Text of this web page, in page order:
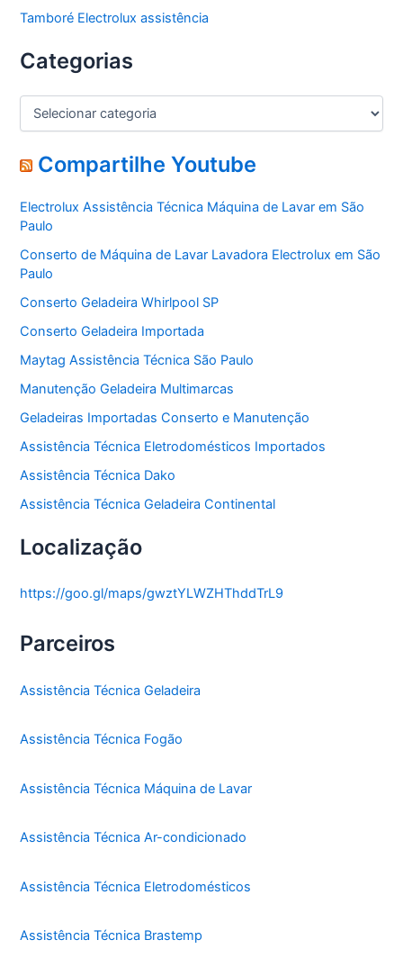
Tamboré Electrolux assistência
Categorias
C
e
g
r
i
a
s
Compartilhe Youtube
Electrolux Assistência Técnica Máquina de Lavar em São
Paulo
Conserto de Máquina de Lavar Lavadora Electrolux em São
Paulo
Conserto Geladeira Whirlpool SP
Conserto Geladeira Importada
Maytag Assistência Técnica São Paulo
Manutenção Geladeira Multimarcas
Geladeiras Importadas Conserto e Manutenção
Assistência Técnica Eletrodomésticos Importados
Assistência Técnica Dako
Assistência Técnica Geladeira Continental
Localização
https://goo.gl/maps/gwztYLWZHThddTrL9
Parceiros
Assistência Técnica Geladeira
Assistência Técnica Fogão
Assistência Técnica Máquina de Lavar
Assistência Técnica Ar-condicionado
Assistência Técnica Eletrodomésticos
Assistência Técnica Brastemp